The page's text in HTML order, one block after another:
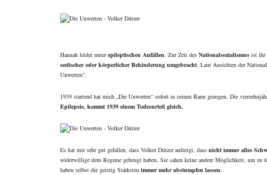
Hannah leidet unterepileptischen Anfällen. Zur Zeit des Nationalsozialismus ist ihr
seelischer oder körperlicher Behinderung umgebracht. Laut Ansichten der
Unwerten“.
1939 startend hat mich „Die Unwerten“ sofort in seinen Bann gezogen. Die
Epilepsie, kommt 1939 einem Todesurteil gleich.
Es hat mir sehr gut gefallen, dass Volker Dützer aufzeigt, dass nicht immer alles
widerwillige dem Regime gebeugt haben. Sie sahen keine andere Möglichkeit, um zu
haben selbst die geistig Stärksten immer mehr abstumpfen lassen.